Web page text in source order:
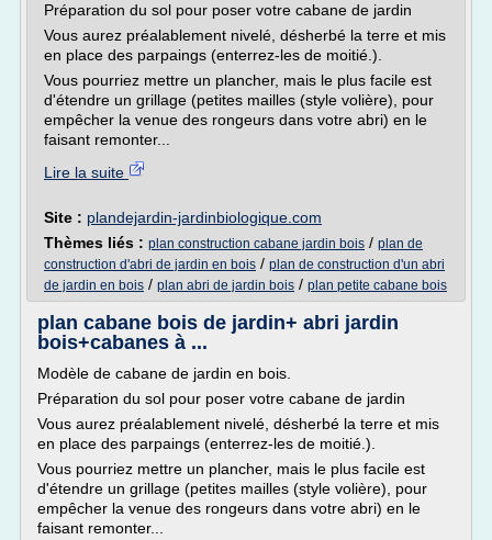
Préparation du sol pour poser votre cabane de jardin
Vous aurez préalablement nivelé, désherbé la terre et mis
en place des parpaings (enterrez-les de moitié.).
Vous pourriez mettre un plancher, mais le plus facile est
d'étendre un grillage (petites mailles (style volière), pour
empêcher la venue des rongeurs dans votre abri) en le
faisant remonter...
Lire la suite
Site : plandejardin-jardinbiologique.com
Thèmes liés : plan construction cabane jardin bois / plan de
construction d'abri de jardin en bois / plan de construction d'un abri
de jardin en bois / plan abri de jardin bois / plan petite cabane bois
plan cabane bois de jardin+ abri jardin
bois+cabanes à ...
Modèle de cabane de jardin en bois.
Préparation du sol pour poser votre cabane de jardin
Vous aurez préalablement nivelé, désherbé la terre et mis
en place des parpaings (enterrez-les de moitié.).
Vous pourriez mettre un plancher, mais le plus facile est
d'étendre un grillage (petites mailles (style volière), pour
empêcher la venue des rongeurs dans votre abri) en le
faisant remonter...